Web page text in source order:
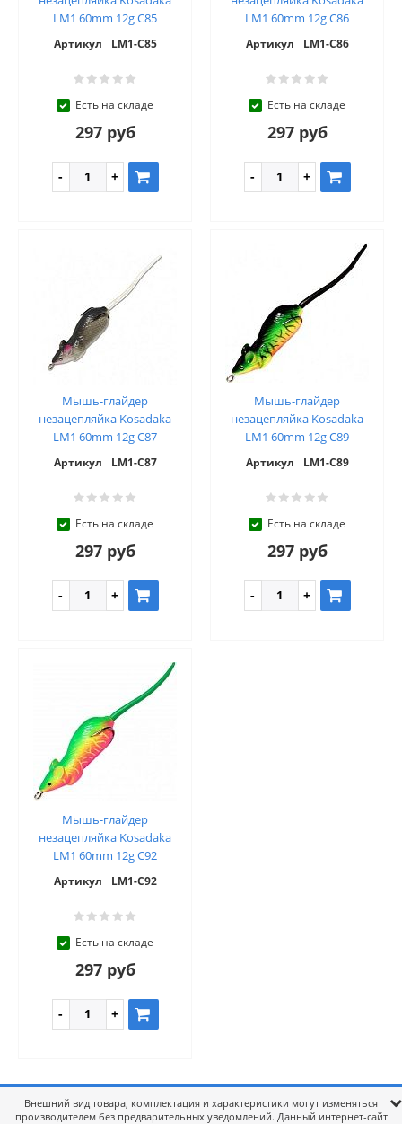
LM1 60mm 12g C85
Артикул LM1-C85
Есть на складе
297 руб
LM1 60mm 12g C86
Артикул LM1-C86
Есть на складе
297 руб
Мышь-глайдер
незацепляйка Kosadaka
LM1 60mm 12g C87
Артикул LM1-C87
Есть на складе
297 руб
Мышь-глайдер
незацепляйка Kosadaka
LM1 60mm 12g C89
Артикул LM1-C89
Есть на складе
297 руб
Мышь-глайдер
незацепляйка Kosadaka
LM1 60mm 12g C92
Артикул LM1-C92
Есть на складе
297 руб
Внешний вид товара, комплектация и характеристики могут изменяться
производителем без предварительных уведомлений. Данный интернет-сайт